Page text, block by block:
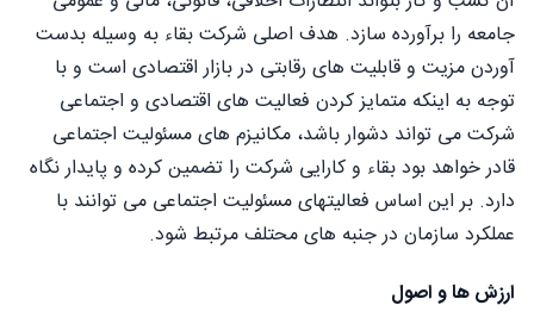
جامعه را برآورده سازد. هدف اصلی شرکت بقاء به وسیله بدست
آوردن مزیت و قابلیت های رقابتی در بازار اقتصادی است و با
توجه به اینکه متمایز کردن فعالیت های اقتصادی و اجتماعی
شرکت می تواند دشوار باشد، مکانیزم های مسئولیت اجتماعی
قادر خواهد بود بقاء و کارایی شرکت را تضمین کرده و پایدار نگاه
دارد. بر این اساس فعالیتهای مسئولیت اجتماعی می توانند با
عملکرد سازمان در جنبه های محتلف مرتبط شود.
ارزش ها و اصول